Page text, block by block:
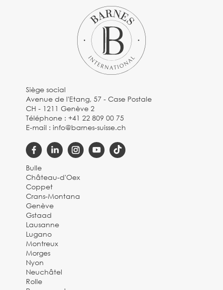
Siège social
Avenue de l'Etang, 57 - Case Postale
CH - 1211 Genève 2
Téléphone :+41 22 809 00 75
E-mail :info@barnes-suisse.ch
Bulle
Château-d'Oex
Coppet
Crans-Montana
Genève
Gstaad
Lausanne
Lugano
Montreux
Morges
Nyon
Neuchâtel
Rolle